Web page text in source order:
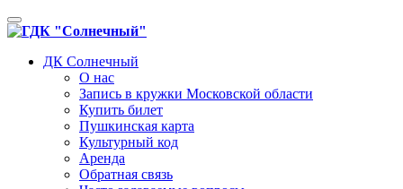
Toggle
navigation
ДК Солнечный
О нас
Запись в кружки Московской области
Купить билет
Пушкинская карта
Культурный код
Аренда
Обратная связь